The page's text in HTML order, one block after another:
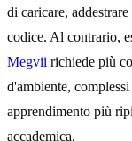
di caricare,
codice. Al contrario,
Megvii richiede più
d'ambiente,
apprendimento più
accademica.